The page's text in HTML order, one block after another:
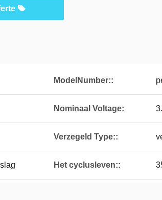
ModelNumber::
Nominaal Voltage:
Verzegeld Type::
Het cyclusleven::